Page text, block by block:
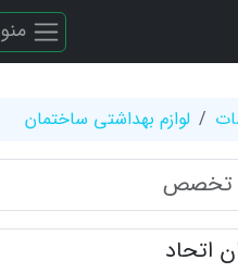
منو
لوازم بهداشتی ساختمان
اتحاد